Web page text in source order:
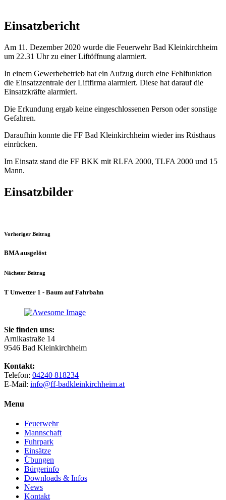
Einsatzbericht
Am 11. Dezember 2020 wurde die Feuerwehr Bad Kleinkirchheim
um 22.31 Uhr zu einer Liftöffnung alarmiert.
In einem Gewerbebetrieb hat ein Aufzug durch eine Fehlfunktion
die Einsatzzentrale der Liftfirma alarmiert. Diese hat darauf die
Einsatzkräfte alarmiert.
Die Erkundung ergab keine eingeschlossenen Person oder sonstige
Gefahren.
Daraufhin konnte die FF Bad Kleinkirchheim wieder ins Rüsthaus
einrücken.
Im Einsatz stand die FF BKK mit RLFA 2000, TLFA 2000 und 15
Mann.
Einsatzbilder
Vorheriger Beitrag
BMA ausgelöst
Nächster Beitrag
T Unwetter 1 - Baum auf Fahrbahn
Sie finden uns:
Arnikastraße 14
9546 Bad Kleinkirchheim
Kontakt:
Telefon: 04240 818234
E-Mail: info@ff-badkleinkirchheim.at
Menu
Feuerwehr
Mannschaft
Fuhrpark
Einsätze
Übungen
Bürgerinfo
Downloads & Infos
News
Kontakt